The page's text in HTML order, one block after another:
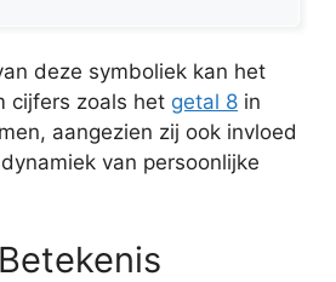
deze symboliek kan het
cijfers zoals het getal 8 in
aangezien zij ook invloed
van persoonlijke